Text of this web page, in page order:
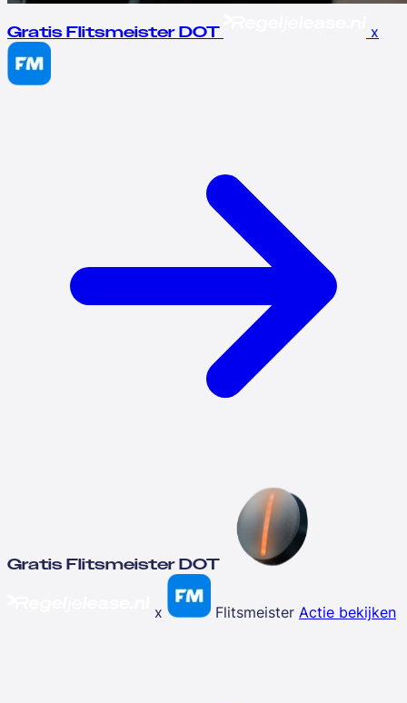
Gratis Flitsmeister DOT x
Gratis Flitsmeister DOT
x Flitsmeister Actie bekijken